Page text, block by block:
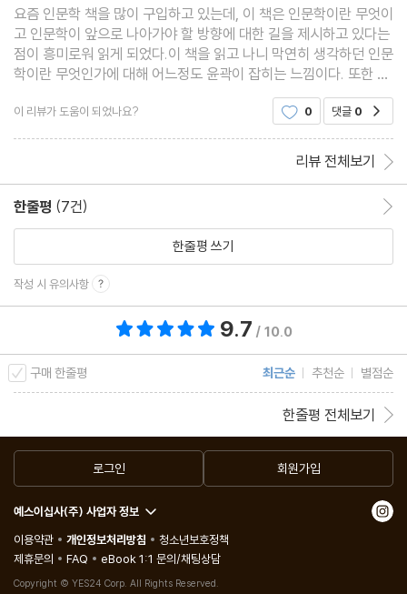
요즘 인문학 책을 많이 구입하고 있는데, 이 책은 인문학이란 무엇이
고 인문학이 앞으로 나아가야 할 방향에 대한 길을 제시하고 있다는
점이 흥미로워 읽게 되었다.이 책을 읽고 나니 막연히 생각하던 인문
학이란 무엇인가에 대해 어느정도 윤곽이 잡히는 느낌이다. 또한 인
문학을 대하는데 있어서 너무 실용적 가치에 대해서만 집중했던 것
이 아닌가 하는 반성을 하게 되었다.현대사회
이 리뷰가 도움이 되었나요? 0 댓글 0
리뷰 전체보기
한줄평 (7건)
한줄평 쓰기
작성 시 유의사항
9.7 / 10.0
구매 한줄평 최근순 추천순 별점순
한줄평 전체보기
로그인 회원가입
예스이십사(주) 사업자 정보
이용약관
개인정보처리방침
청소년보호정책
제휴문의
FAQ eBook 1:1 문의/채팅상담
Copyright © YES24 Corp. All Rights Reserved.